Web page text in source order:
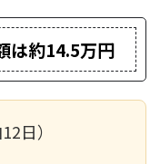
は約14.5万円
日）